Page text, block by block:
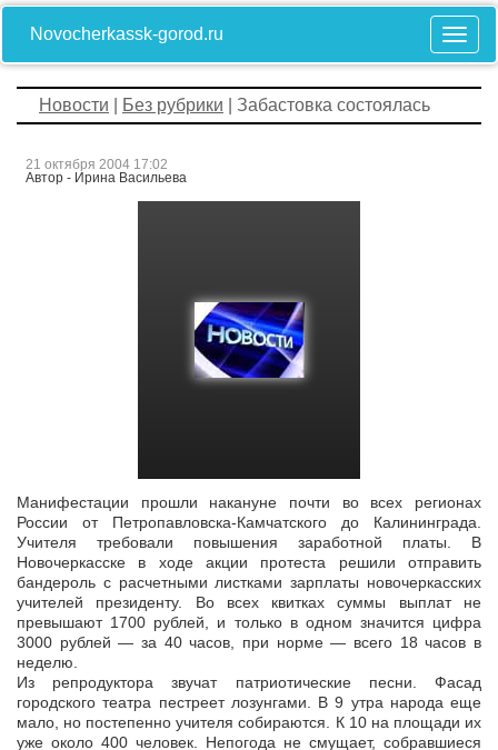
Novocherkassk-gorod.ru
Новости Без рубрики | Забастовка состоялась
21 октября 2004 17:02
Автор - Ирина Васильева
Манифестации прошли накануне почти во всех регионах
России от Петропавловска-Камчатского до Калининграда.
Учителя требовали повышения заработной платы. В
Новочеркасске в ходе акции протеста решили отправить
бандероль с расчетными листками зарплаты новочеркасских
учителей президенту. Во всех квитках суммы выплат не
превышают 1700 рублей, и только в одном значится цифра
3000 рублей — за 40 часов, при норме — всего 18 часов в
неделю.
Из репродуктора звучат патриотические песни. Фасад
городского театра пестреет лозунгами. В 9 утра народа еще
мало, но постепенно учителя собираются. К 10 на площади их
уже около 400 человек. Непогода не смущает, собравшиеся